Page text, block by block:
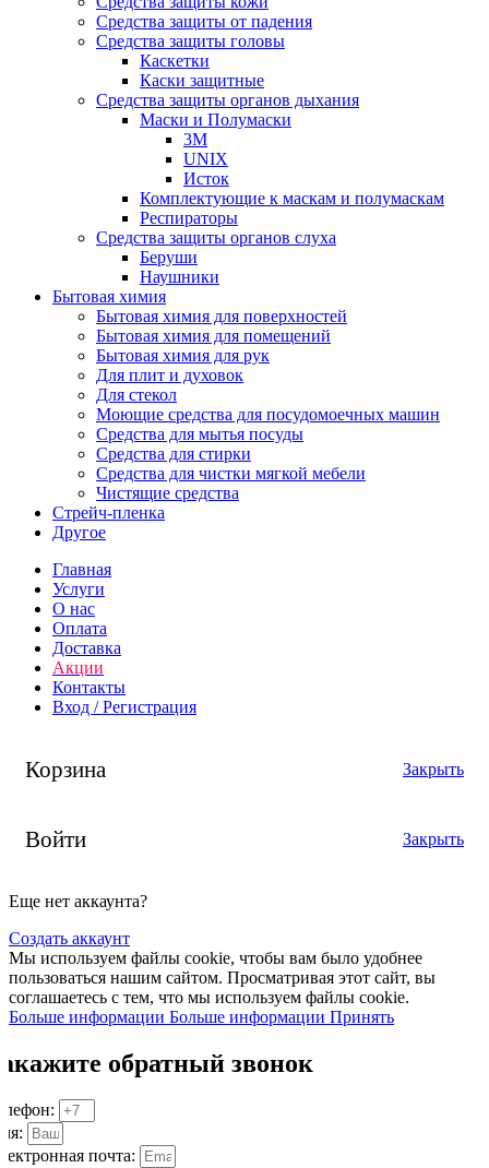
Средства защиты от падения
Средства защиты головы
Каскетки
Каски защитные
Средства защиты органов дыхания
Маски и Полумаски
3M
UNIX
Исток
Комплектующие к маскам и полумаскам
Респираторы
Средства защиты органов слуха
Беруши
Наушники
Бытовая химия
Бытовая химия для поверхностей
Бытовая химия для помещений
Бытовая химия для рук
Для плит и духовок
Для стекол
Моющие средства для посудомоечных машин
Средства для мытья посуды
Средства для стирки
Средства для чистки мягкой мебели
Чистящие средства
Стрейч-пленка
Другое
Главная
Услуги
О нас
Оплата
Доставка
Акции
Контакты
Вход / Регистрация
Корзина Закрыть
Войти Закрыть
Еще нет аккаунта?
Создать аккаунт
Мы используем файлы cookie, чтобы вам было удобнее
пользоваться нашим сайтом. Просматривая этот сайт, вы
соглашаетесь с тем, что мы используем файлы cookie.
Больше информации Больше информации Принять
обратный звонок
почта: